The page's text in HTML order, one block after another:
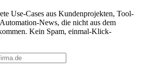
Use-Cases aus Kundenprojekten, Tool-
News, die nicht aus dem
Kein Spam, einmal-Klick-